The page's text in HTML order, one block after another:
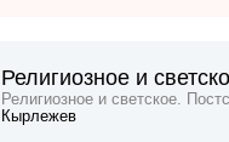
Религиозное и
Религиозное и светское.
Кырлежев